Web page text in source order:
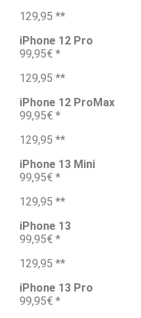
129,95 **
iPhone 12 Pro
99,95€ *
129,95 **
iPhone 12 ProMax
99,95€ *
129,95 **
iPhone 13 Mini
99,95€ *
129,95 **
iPhone 13
99,95€ *
129,95 **
iPhone 13 Pro
99,95€ *